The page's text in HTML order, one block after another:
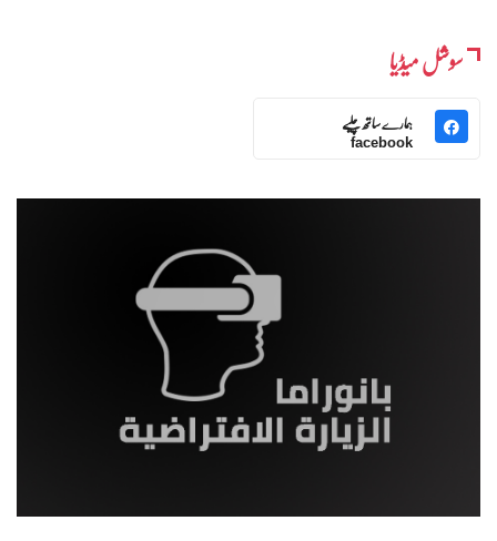
سوشل میڈیا
ہمارے ساتھ چلیے
facebook